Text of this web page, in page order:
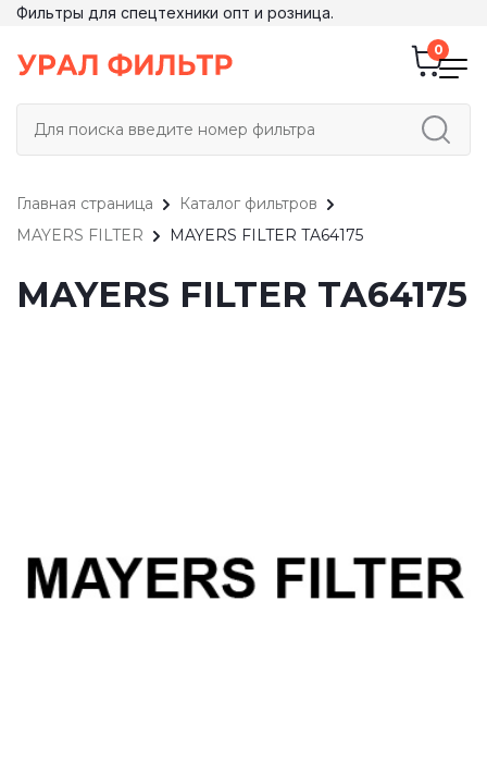
Фильтры для спецтехники опт и розница.
Главная страница
Каталог фильтров
MAYERS FILTER
MAYERS FILTER TA64175
MAYERS FILTER TA64175